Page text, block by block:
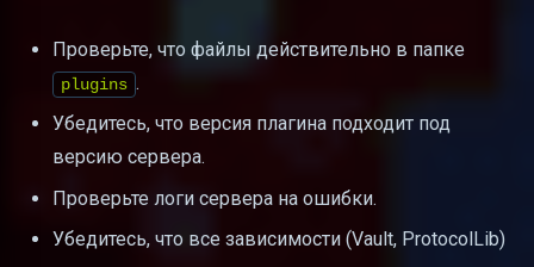
Проверьте, что файлы действительно в папке
plugins .
Убедитесь, что версия плагина подходит под
версию сервера.
Проверьте логи сервера на ошибки.
Убедитесь, что все зависимости (Vault, ProtocolLib)